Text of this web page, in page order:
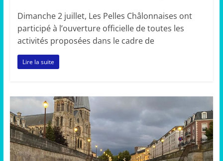
Dimanche 2 juillet, Les Pelles Châlonnaises ont
participé à l’ouverture officielle de toutes les
activités proposées dans le cadre de
Lire la suite